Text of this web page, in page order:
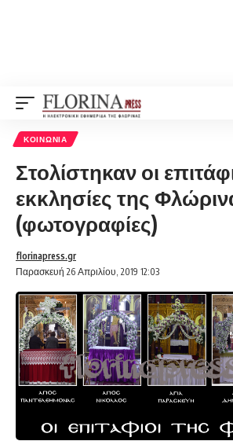
ΚΟΙΝΩΝΊΑ
Στολίστηκαν οι
εκκλησίες της
(φωτογραφίες)
Παρασκευή 26 Απριλίου, 2019 12:03
florinapress.gr